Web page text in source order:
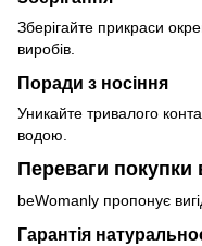
Зберігайте прикраси
виробів.
Поради з носіння
Уникайте тривалого
водою.
Переваги покупки
beWomanly пропонує
Гарантія